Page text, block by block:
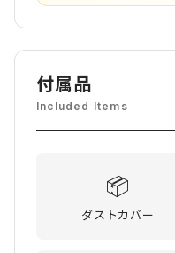
付属品
Included Items
📦
ダストカバー